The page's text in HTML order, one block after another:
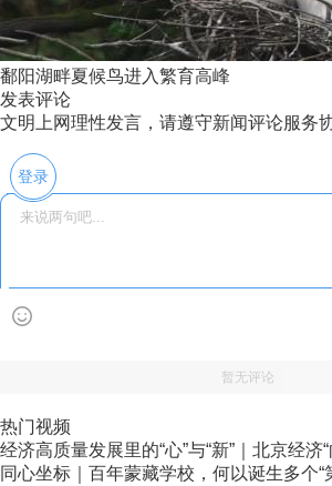
鄱阳湖畔夏候鸟进入繁育高峰
发表评论
文明上网理性发言，请遵守新闻评论服务
登录
暂无评论
热门视频
经济高质量发展里的“心”与“新”｜北京经济
同心坐标｜百年蒙藏学校，何以诞生多个“